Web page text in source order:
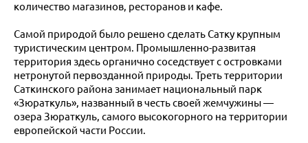
количество магазинов, ресторанов и кафе.
Самой природой было решено сделать Сатку крупным
туристическим центром. Промышленно-развитая
территория здесь органично соседствует с островками
нетронутой первозданной природы. Треть территории
Саткинского района занимает национальный парк
«Зюраткуль», названный в честь своей жемчужины —
озера Зюраткуль, самого высокогорного на территории
европейской части России.